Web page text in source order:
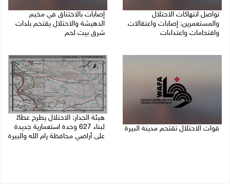
تواصل انتهاكات الاحتلال
والمستعمرين: إصابات واعتقالات
واقتحامات واعتداءات
إصابات بالاختناق في مخيم
الدهيشة والاحتلال يقتحم بلدات
شرق بيت لحم
قوات الاحتلال تقتحم مدينة البيرة
هيئة الجدار: الاحتلال يطرح عطاءً
لبناء 627 وحدة استعمارية جديدة
على أراضي محافظة رام الله والبيرة